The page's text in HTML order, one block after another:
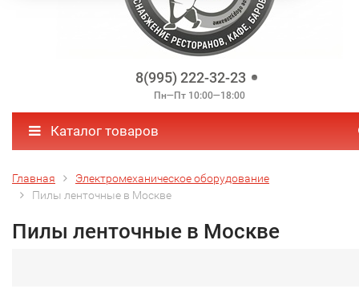
8(995) 222-32-23
Пн—Пт 10:00—18:00
Каталог товаров
Главная
Электромеханическое оборудование
Пилы ленточные в Москве
Пилы ленточные в Москве